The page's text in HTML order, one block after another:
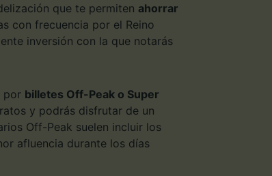
que te permiten ahorrar
con frecuencia por el Reino
inversión con la que notarás
por billetes Off-Peak o Super
y podrás disfrutar de un
Off-Peak suelen incluir los
afluencia durante los días